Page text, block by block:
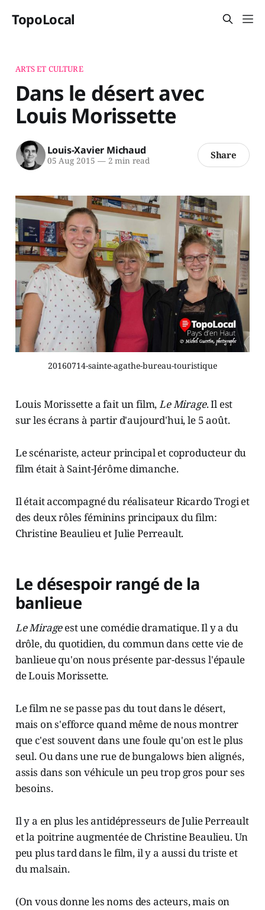
TopoLocal
ARTS ET CULTURE
Dans le désert avec
Louis Morissette
Louis-Xavier Michaud
05 Aug 2015 —2 min read Share
20160714-sainte-agathe-bureau-touristique
Louis Morissette a fait un film,Le Mirage. Il est
sur les écrans à partir d'aujourd'hui, le 5 août.
Le scénariste, acteur principal et coproducteur du
film était à Saint-Jérôme dimanche.
Il était accompagné du réalisateur Ricardo Trogi et
des deux rôles féminins principaux du film:
Christine Beaulieu et Julie Perreault.
Le désespoir rangé de la
banlieue
Le Mirageest une comédie dramatique. Il y a du
drôle, du quotidien, du commun dans cette vie de
banlieue qu'on nous présente par-dessus l'épaule
de Louis Morissette.
Le film ne se passe pas du tout dans le désert,
mais on s'efforce quand même de nous montrer
que c'est souvent dans une foule qu'on est le plus
seul. Ou dans une rue de bungalows bien alignés,
assis dans son véhicule un peu trop gros pour ses
besoins.
Il y a en plus les antidépresseurs de Julie Perreault
et la poitrine augmentée de Christine Beaulieu. Un
peu plus tard dans le film, il y a aussi du triste et
du malsain.
(On vous donne les noms des acteurs, mais on